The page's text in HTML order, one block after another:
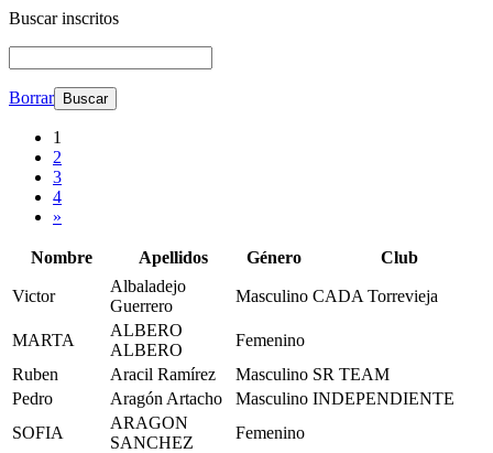
Buscar inscritos
Borrar
1
2
3
4
»
Nombre Apellidos Género Club
Victor
Albaladejo
Guerrero
Masculino CADA Torrevieja
MARTA
ALBERO
ALBERO
Femenino
Ruben
Aracil Ramírez Masculino SR TEAM
Pedro
Aragón Artacho Masculino INDEPENDIENTE
SOFIA
ARAGON
SANCHEZ
Femenino